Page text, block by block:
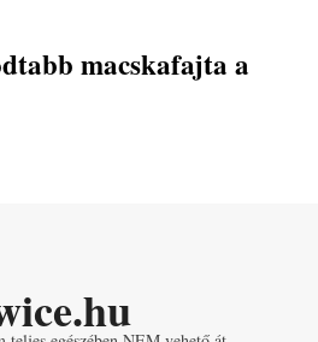
macskafajta a